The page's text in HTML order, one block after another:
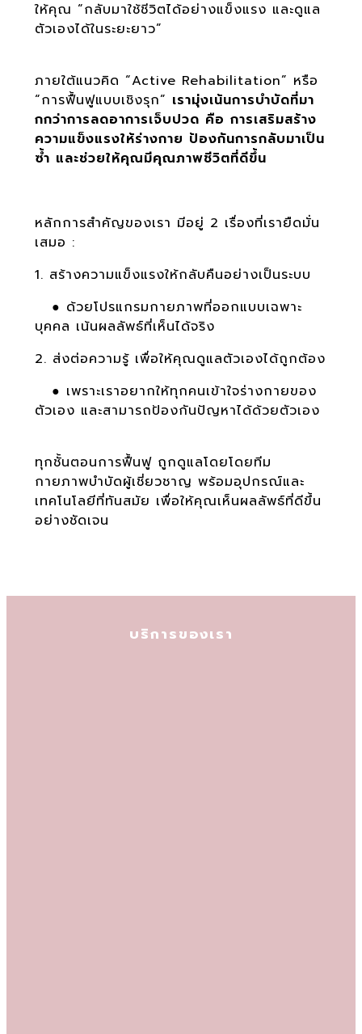
ให้คุณ “กลับมาใช้ชีวิตได้อย่างแข็งแรง และดูแล
ตัวเองได้ในระยะยาว”
ภายใต้แนวคิด “Active Rehabilitation” หรือ
“การฟื้นฟูแบบเชิงรุก” เรามุ่งเน้นการบำบัดที่มา
กกว่าการลดอาการเจ็บปวด คือ การเสริมสร้าง
ความแข็งแรงให้ร่างกาย ป้องกันการกลับมาเป็น
ซ้ำ และช่วยให้คุณมีคุณภาพชีวิตที่ดีขึ้น
หลักการสำคัญของเรา มีอยู่ 2 เรื่องที่เรายืดมั่น
เสมอ :
1. สร้างความแข็งแรงให้กลับคืนอย่างเป็นระบบ
● ด้วยโปรแกรมกายภาพที่ออกแบบเฉพาะ
บุคคล เน้นผลลัพธ์ที่เห็นได้จริง
2. ส่งต่อความรู้ เพื่อให้คุณดูแลตัวเองได้ถูกต้อง
● เพราะเราอยากให้ทุกคนเข้าใจร่างกายของ
ตัวเอง และสามารถป้องกันปัญหาได้ด้วยตัวเอง
ทุกชั้นตอนการฟื้นฟู ถูกดูแลโดยโดยทีม
กายภาพบำบัดผู้เชี่ยวชาญ พร้อมอุปกรณ์และ
เทคโนโลยีที่ทันสมัย เพื่อให้คุณเห็นผลลัพธ์ที่ดีขึ้น
อย่างชัดเจน
บริการของเรา